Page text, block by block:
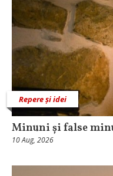
Repere și idei
Minuni și false
10 Aug, 2026